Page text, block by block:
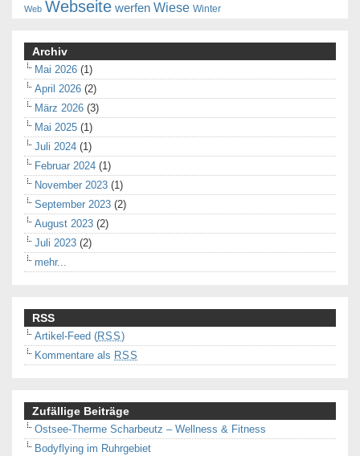
Web Webseite werfen Wiese Winter
Archiv
Mai 2026 (1)
April 2026 (2)
März 2026 (3)
Mai 2025 (1)
Juli 2024 (1)
Februar 2024 (1)
November 2023 (1)
September 2023 (2)
August 2023 (2)
Juli 2023 (2)
mehr...
RSS
Artikel-Feed (RSS)
Kommentare als RSS
Zufällige Beiträge
Ostsee-Therme Scharbeutz – Wellness & Fitness
Bodyflying im Ruhrgebiet